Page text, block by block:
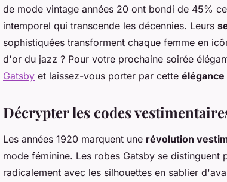
de mode vintage années 20 ont bondi de 45%
intemporel qui transcende les décennies. Leurs
sophistiquées transforment chaque femme en
d'or du jazz ? Pour votre prochaine soirée
Gatsby et laissez-vous porter par cette
Décrypter les codes
Les années 1920 marquent une révolution
mode féminine. Les robes Gatsby se distinguent
radicalement avec les silhouettes en sablier